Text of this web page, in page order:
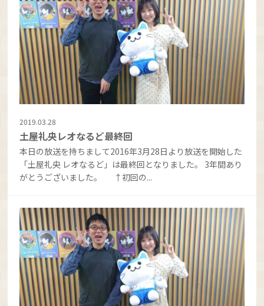
2019.03.28
土屋礼央レオなるど最終回
本日の放送を持ちまして2016年3月28日より放送を開始した
「土屋礼央 レオなるど」は最終回となりました。 3年間あり
がとうございました。 ↑初回の...